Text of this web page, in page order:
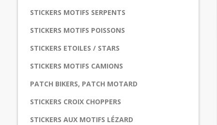
STICKERS MOTIFS SERPENTS
STICKERS MOTIFS POISSONS
STICKERS ETOILES / STARS
STICKERS MOTIFS CAMIONS
PATCH BIKERS, PATCH MOTARD
STICKERS CROIX CHOPPERS
STICKERS AUX MOTIFS LÉZARD